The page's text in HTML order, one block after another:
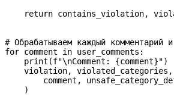
    return
contains_violation,
# Обрабатываем каждый комментарий
for comment in user_comments:
    print
(f"\nComment: {comment}")
violation,
comment,
    )